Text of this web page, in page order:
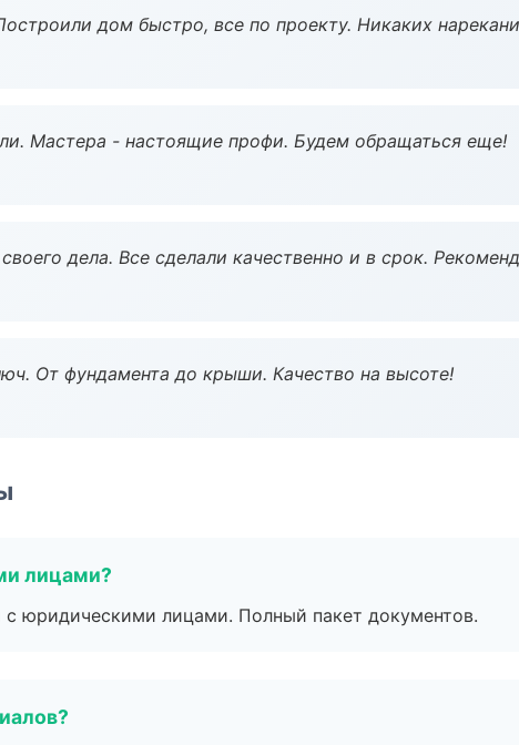
дом быстро, все по проекту. Никаких
Мастера - настоящие профи. Будем обращаться еще!
дела. Все сделали качественно и в срок.
От фундамента до крыши. Качество на высоте!
лицами?
юридическими лицами. Полный пакет документов.